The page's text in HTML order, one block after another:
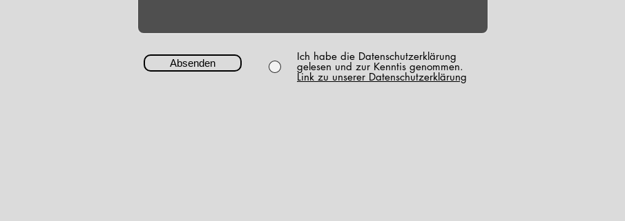
Absenden
Ich habe die Datenschutzerklärung
gelesen und zur Kenntis genommen.
Link zu unserer Datenschutzerklärung